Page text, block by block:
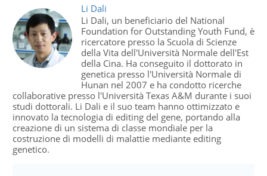
Li Dali
Li Dali, un beneficiario del National
Foundation for Outstanding Youth Fund, è
ricercatore presso la Scuola di Scienze
della Vita dell'Università Normale dell'Est
della Cina. Ha conseguito il dottorato in
genetica presso l'Università Normale di
Hunan nel 2007 e ha condotto ricerche
collaborative presso l'Università Texas A&M durante i suoi
studi dottorali. Li Dali e il suo team hanno ottimizzato e
innovato la tecnologia di editing del gene, portando alla
creazione di un sistema di classe mondiale per la
costruzione di modelli di malattie mediante editing
genetico.